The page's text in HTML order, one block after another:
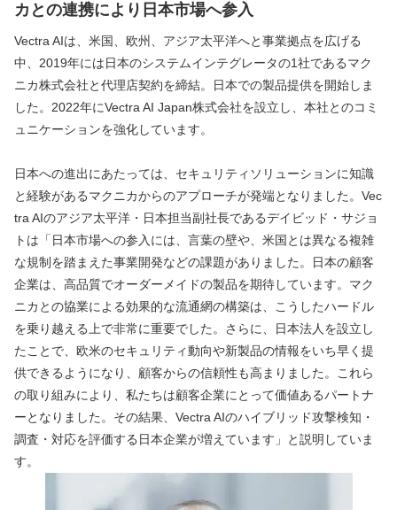
カとの連携により日本市場へ参入
Vectra AIは、米国、欧州、アジア太平洋へと事業拠点を広げる
中、2019年には日本のシステムインテグレータの1社であるマク
ニカ株式会社と代理店契約を締結。日本での製品提供を開始しま
した。2022年にVectra AI Japan株式会社を設立し、本社とのコミ
ュニケーションを強化しています。
日本への進出にあたっては、セキュリティソリューションに知識
と経験があるマクニカからのアプローチが発端となりました。Vec
tra AIのアジア太平洋・日本担当副社長であるデイビッド・サジョ
トは「日本市場への参入には、言葉の壁や、米国とは異なる複雑
な規制を踏まえた事業開発などの課題がありました。日本の顧客
企業は、高品質でオーダーメイドの製品を期待しています。マク
ニカとの協業による効果的な流通網の構築は、こうしたハードル
を乗り越える上で非常に重要でした。さらに、日本法人を設立し
たことで、欧米のセキュリティ動向や新製品の情報をいち早く提
供できるようになり、顧客からの信頼性も高まりました。これら
の取り組みにより、私たちは顧客企業にとって価値あるパートナ
ーとなりました。その結果、Vectra AIのハイブリッド攻撃検知・
調査・対応を評価する日本企業が増えています」と説明していま
す。